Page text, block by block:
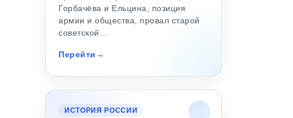
Горбачёва и Ельцина, позиция
армии и общества, провал старой
советской…
Перейти
ИСТОРИЯ РОССИИ